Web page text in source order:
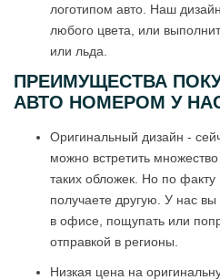
логотипом авто. Наш
любого цвета, или
или льда.
ПРЕИМУЩЕСТВА
АВТО НОМЕРОМ У
Оригинальный дизайн -
можно встретить
таких обложек. Но по
получаете другую. У нас
в офисе, пощупать или
отправкой в регионы.
Низкая цена на